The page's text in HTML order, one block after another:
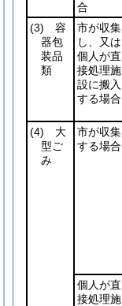
合
(3) 容
器包
装品
類
市が収集
し、又は
個人が直
接処理施
設に搬入
する場合
(4) 大
型ご
み
市が収集
する場合
個人が直
接処理施